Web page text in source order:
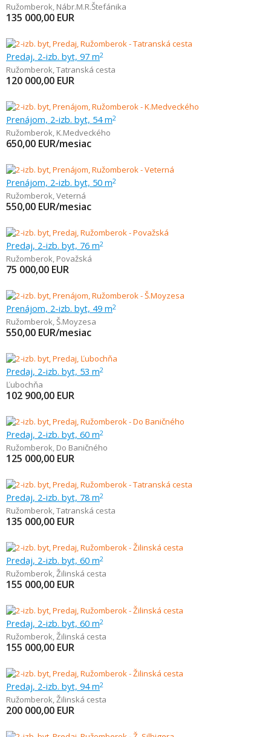
Ružomberok, Nábr.M.R.Štefánika
135 000,00 EUR
Predaj, 2-izb. byt, 97 m2
Ružomberok,Tatranská cesta
120 000,00 EUR
Prenájom, 2-izb. byt, 54 m2
Ružomberok, K.Medveckého
650,00 EUR/mesiac
Prenájom, 2-izb. byt, 50 m2
Ružomberok,Veterná
550,00 EUR/mesiac
Predaj, 2-izb. byt, 76 m2
Ružomberok, Považská
75 000,00 EUR
Prenájom, 2-izb. byt, 49 m2
Ružomberok,Š.Moyzesa
550,00 EUR/mesiac
Predaj, 2-izb. byt, 53 m2
Ľubochňa
102 900,00 EUR
Predaj, 2-izb. byt, 60 m2
Ružomberok, Do Baničného
125 000,00 EUR
Predaj, 2-izb. byt, 78 m2
Ružomberok,Tatranská cesta
135 000,00 EUR
Predaj, 2-izb. byt, 60 m2
Ružomberok,Žilinská cesta
155 000,00 EUR
Predaj, 2-izb. byt, 60 m2
Ružomberok,Žilinská cesta
155 000,00 EUR
Predaj, 2-izb. byt, 94 m2
Ružomberok,Žilinská cesta
200 000,00 EUR